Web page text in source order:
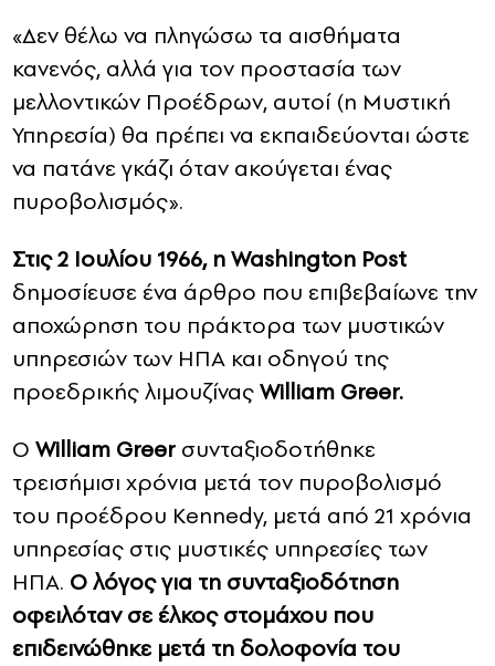
«Δεν θέλω να πληγώσω τα αισθήματα
κανενός, αλλά για τον προστασία των
μελλοντικών Προέδρων, αυτοί (η Μυστική
Υπηρεσία) θα πρέπει να εκπαιδεύονται ώστε
να πατάνε γκάζι όταν ακούγεται ένας
πυροβολισμός».
Στις 2 Ιουλίου 1966, η Washington Post
δημοσίευσε ένα άρθρο που επιβεβαίωνε την
αποχώρηση του πράκτορα των μυστικών
υπηρεσιών των ΗΠΑ και οδηγού της
προεδρικής λιμουζίναςWilliam Greer.
Ο William Greer συνταξιοδοτήθηκε
τρεισήμισι χρόνια μετά τον πυροβολισμό
του προέδρου Kennedy, μετά από 21 χρόνια
υπηρεσίας στις μυστικές υπηρεσίες των
ΗΠΑ. Ο λόγος για τη συνταξιοδότηση
οφειλόταν σε έλκος στομάχου που
επιδεινώθηκε μετά τη δολοφονία του